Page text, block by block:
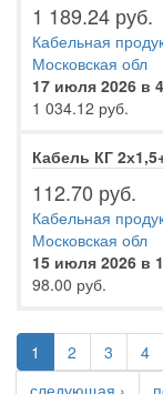
1 189.24 руб.
Кабельная
Московская обл
17 июля 2026 в
1 034.12 руб.
Кабель КГ
112.70 руб.
Кабельная
Московская обл
15 июля 2026 в
98.00 руб.
1 2 3 4
следующая ›